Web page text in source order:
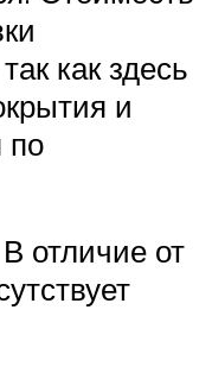
как здесь
и
по
отличие от